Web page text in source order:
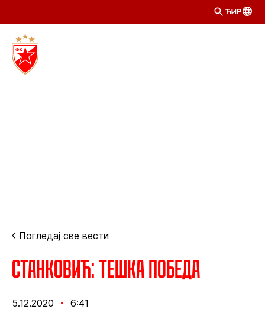
ЋИР
Погледај све вести
Станковић: Тешка победа
5.12.2020 6:41